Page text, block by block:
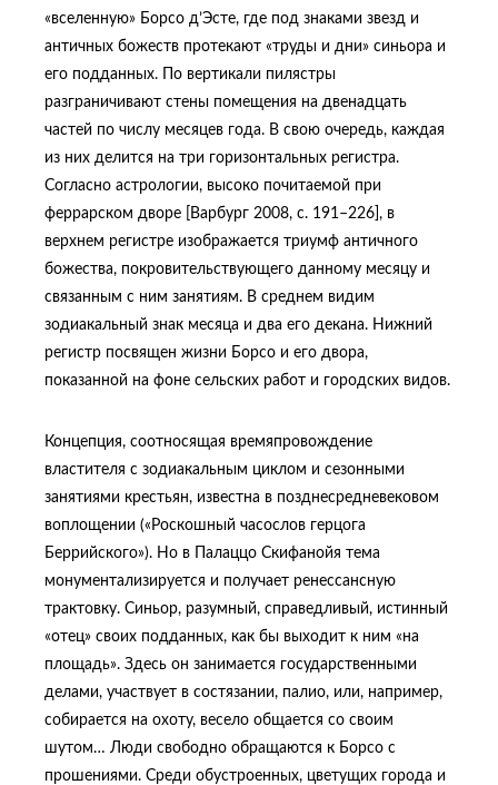
«вселенную» Борсо д’Эсте, где под знаками звезд и
античных божеств протекают «труды и дни» синьора и
его подданных. По вертикали пилястры
разграничивают стены помещения на двенадцать
частей по числу месяцев года. В свою очередь, каждая
из них делится на три горизонтальных регистра.
Согласно астрологии, высоко почитаемой при
феррарском дворе [Варбург 2008, с. 191–226], в
верхнем регистре изображается триумф античного
божества, покровительствующего данному месяцу и
связанным с ним занятиям. В среднем видим
зодиакальный знак месяца и два его декана. Нижний
регистр посвящен жизни Борсо и его двора,
показанной на фоне сельских работ и городских видов.
Концепция, соотносящая времяпровождение
властителя с зодиакальным циклом и сезонными
занятиями крестьян, известна в позднесредневековом
воплощении («Роскошный часослов герцога
Беррийского»). Но в Палаццо Скифанойя тема
монументализируется и получает ренессансную
трактовку. Синьор, разумный, справедливый, истинный
«отец» своих подданных, как бы выходит к ним «на
площадь». Здесь он занимается государственными
делами, участвует в состязании, палио, или, например,
собирается на охоту, весело общается со своим
шутом… Люди свободно обращаются к Борсо с
прошениями. Среди обустроенных, цветущих города и